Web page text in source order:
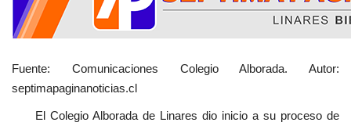
Fuente: Comunicaciones Colegio Alborada. Autor:
septimapaginanoticias.cl
El Colegio Alborada de Linares dio inicio a su proceso de